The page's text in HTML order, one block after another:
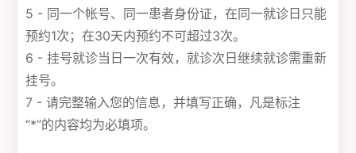
5 - 同一个帐号、同一患者身份证，在同一就诊日只能
预约1次；在30天内预约不可超过3次。
6 - 挂号就诊当日一次有效，就诊次日继续就诊需重新
挂号。
7 - 请完整输入您的信息，并填写正确，凡是标注
“*”的内容均为必填项。